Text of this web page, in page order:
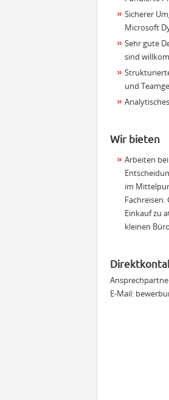
Sicherer
Microsoft
Sehr gute
sind
und
Wir bieten
Arbeiten
im
Einkauf zu
kleinen
E-Mail: